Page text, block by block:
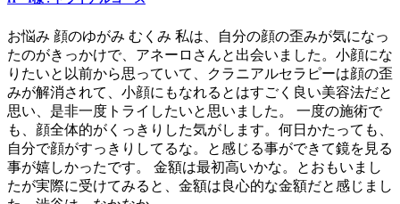
お悩み 顔のゆがみ むくみ 私は、自分の顔の歪みが気になっ
たのがきっかけで、アネーロさんと出会いました。小顔にな
りたいと以前から思っていて、クラニアルセラピーは顔の歪
みが解消されて、小顔にもなれるとはすごく良い美容法だと
思い、是非一度トライしたいと思いました。 一度の施術で
も、顔全体的がくっきりした気がします。何日かたっても、
自分で顔がすっきりしてるな。と感じる事ができて鏡を見る
事が嬉しかったです。 金額は最初高いかな。とおもいまし
たが実際に受けてみると、金額は良心的な金額だと感じまし